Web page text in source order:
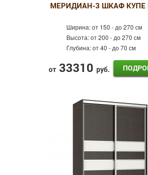
МЕРИДИАН-3 ШКАФ КУПЕ
Ширина:от 150 - до 270 см
Высота:от 200 - до 270 см
Глубина:от 40 - до 70 см
от 33310 руб.